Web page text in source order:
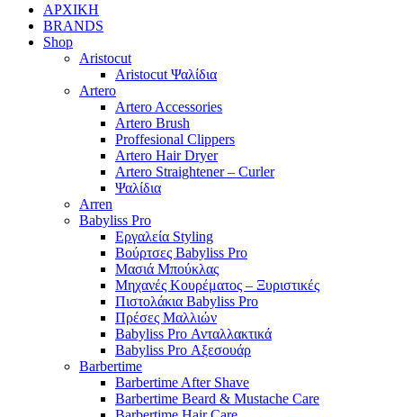
ΑΡΧΙΚΗ
BRANDS
Shop
Aristocut
Aristocut Ψαλίδια
Artero
Artero Accessories
Artero Brush
Proffesional Clippers
Artero Hair Dryer
Artero Straightener – Curler
Ψαλίδια
Arren
Babyliss Pro
Εργαλεία Styling
Βούρτσες Babyliss Pro
Μασιά Μπούκλας
Μηχανές Κουρέματος – Ξυριστικές
Πιστολάκια Babyliss Pro
Πρέσες Μαλλιών
Babyliss Pro Ανταλλακτικά
Babyliss Pro Αξεσουάρ
Barbertime
Barbertime After Shave
Barbertime Beard & Mustache Care